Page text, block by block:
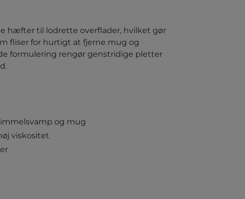
hæfter til lodrette overflader, hvilket gør
fliser for hurtigt at fjerne mug og
formulering rengør genstridige pletter
og mug
viskositet